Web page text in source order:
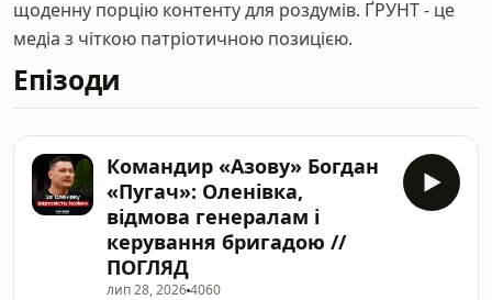
щоденну порцію контенту для роздумів. ҐРУНТ - це
медіа з чіткою патріотичною позицією.
Епізоди
Командир «Азову» Богдан
«Пугач»: Оленівка,
відмова генералам і
керування бригадою //
ПОГЛЯД
лип 28, 20264060